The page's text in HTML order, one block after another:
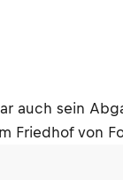
auch sein
Friedhof von